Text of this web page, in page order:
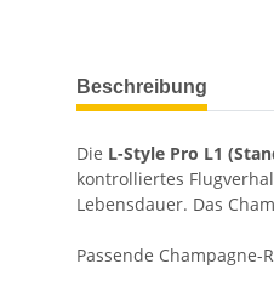
weitere Registerkarten
Beschreibung
Die L-Style Pro L1
kontrolliertes
Lebensdauer. Das
Passende